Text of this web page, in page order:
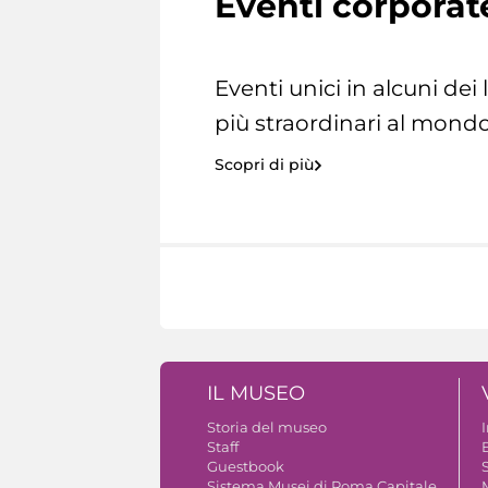
Eventi unici in alcuni dei
più straordinari al
Scopri di più
IL MUSEO
Storia del museo
Staff
Guestbook